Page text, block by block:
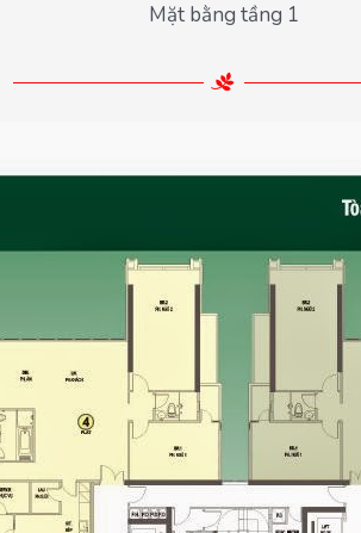
Mặt bằng tầng 1